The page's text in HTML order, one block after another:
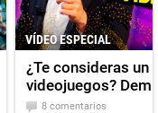
VÍDEO ESPECIAL
¿Te consideras un
videojuegos?
8 comentarios